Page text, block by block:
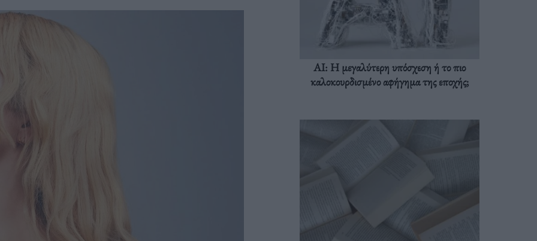
AI: Η μεγαλύτερη υπόσχεση ή το πιο
καλοκουρδισμένο αφήγημα της εποχής;